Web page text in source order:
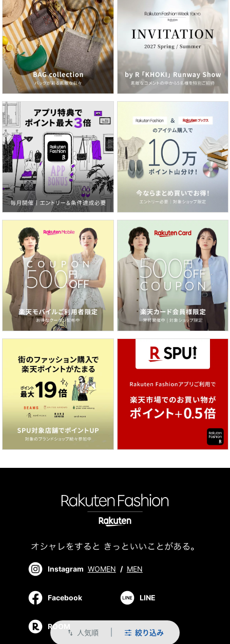
swap_vert 人気順 絞り込み
Instagram WOMEN / MEN
Facebook LINE
ROOM